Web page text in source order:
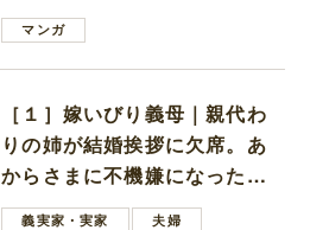
は電車好きの男の子ママ
マンガ
［１］嫁いびり義母｜親代わ
りの姉が結婚挨拶に欠席。あ
からさまに不機嫌になった義
母義実家・実家
夫婦